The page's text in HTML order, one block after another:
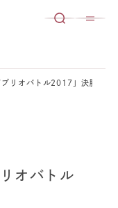
リオバトル2017」決勝に出
オバトル